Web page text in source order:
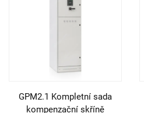
GPM2.1 Kompletní sada
kompenzační skříně